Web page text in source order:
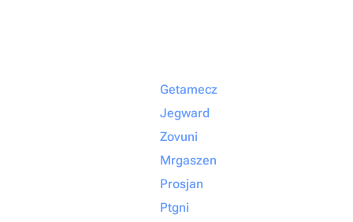
Getamecz
Jegward
Zovuni
Mrgaszen
Prosjan
Ptgni